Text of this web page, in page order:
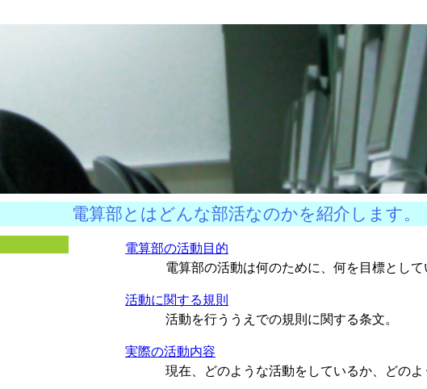
電算部とはどんな部活なのかを紹介します。
電算部の活動目的
電算部の活動は何のために、何を目標とし
活動に関する規則
活動を行ううえでの規則に関する条文。
実際の活動内容
現在、どのような活動をしているか、どの